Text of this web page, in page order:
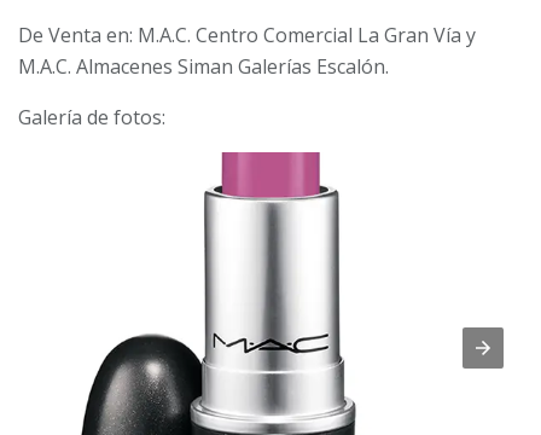
De Venta en: M.A.C. Centro Comercial La Gran Vía y
M.A.C. Almacenes Siman Galerías Escalón.
Galería de fotos: